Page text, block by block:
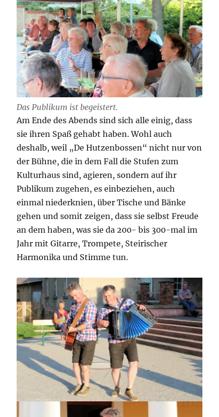
Das Publikum ist begeistert.
Am Ende des Abends sind sich alle einig, dass
sie ihren Spaß gehabt haben. Wohl auch
deshalb, weil „De Hutzenbossen“ nicht nur von
der Bühne, die in dem Fall die Stufen zum
Kulturhaus sind, agieren, sondern auf ihr
Publikum zugehen, es einbeziehen, auch
einmal niederknien, über Tische und Bänke
gehen und somit zeigen, dass sie selbst Freude
an dem haben, was sie da 200- bis 300-mal im
Jahr mit Gitarre, Trompete, Steirischer
Harmonika und Stimme tun.